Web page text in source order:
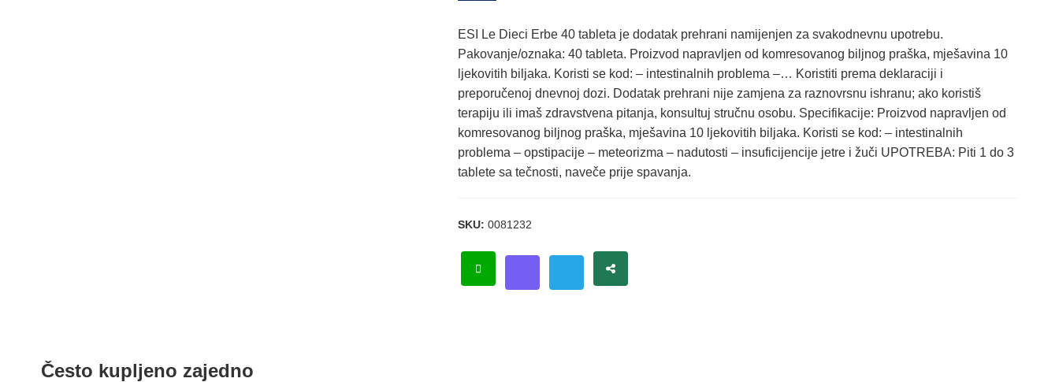
ESI Le Dieci Erbe 40 tableta je dodatak prehrani namijenjen za svakodnevnu upotrebu.
Pakovanje/oznaka: 40 tableta. Proizvod napravljen od komresovanog biljnog praška, mješavina 10
ljekovitih biljaka. Koristi se kod: – intestinalnih problema –… Koristiti prema deklaraciji i
preporučenoj dnevnoj dozi. Dodatak prehrani nije zamjena za raznovrsnu ishranu; ako koristiš
terapiju ili imaš zdravstvena pitanja, konsultuj stručnu osobu. Specifikacije: Proizvod napravljen od
komresovanog biljnog praška, mješavina 10 ljekovitih biljaka. Koristi se kod: – intestinalnih
problema – opstipacije – meteorizma – nadutosti – insuficijencije jetre i žuči UPOTREBA: Piti 1 do 3
tablete sa tečnosti, naveče prije spavanja.
SKU:0081232
Često kupljeno zajedno